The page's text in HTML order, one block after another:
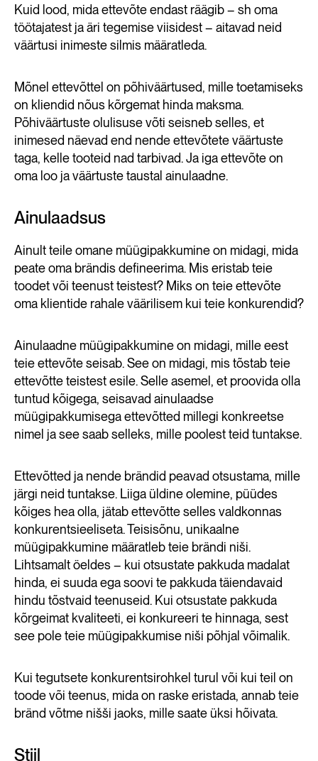
Kuid lood, mida ettevõte endast räägib – sh oma
töötajatest ja äri tegemise viisidest – aitavad neid
väärtusi inimeste silmis määratleda.
Mõnel ettevõttel on põhiväärtused, mille toetamiseks
on kliendid nõus kõrgemat hinda maksma.
Põhiväärtuste olulisuse võti seisneb selles, et
inimesed näevad end nende ettevõtete väärtuste
taga, kelle tooteid nad tarbivad. Ja iga ettevõte on
oma loo ja väärtuste taustal ainulaadne.
Ainulaadsus
Ainult teile omane müügipakkumine on midagi, mida
peate oma brändis defineerima. Mis eristab teie
toodet või teenust teistest? Miks on teie ettevõte
oma klientide rahale väärilisem kui teie konkurendid?
Ainulaadne müügipakkumine on midagi, mille eest
teie ettevõte seisab. See on midagi, mis tõstab teie
ettevõtte teistest esile. Selle asemel, et proovida olla
tuntud kõigega, seisavad ainulaadse
müügipakkumisega ettevõtted millegi konkreetse
nimel ja see saab selleks, mille poolest teid tuntakse.
Ettevõtted ja nende brändid peavad otsustama, mille
järgi neid tuntakse. Liiga üldine olemine, püüdes
kõiges hea olla, jätab ettevõtte selles valdkonnas
konkurentsieeliseta. Teisisõnu, unikaalne
müügipakkumine määratleb teie brändi niši.
Lihtsamalt öeldes – kui otsustate pakkuda madalat
hinda, ei suuda ega soovi te pakkuda täiendavaid
hindu tõstvaid teenuseid. Kui otsustate pakkuda
kõrgeimat kvaliteeti, ei konkureeri te hinnaga, sest
see pole teie müügipakkumise niši põhjal võimalik.
Kui tegutsete konkurentsirohkel turul või kui teil on
toode või teenus, mida on raske eristada, annab teie
bränd võtme nišši jaoks, mille saate üksi hõivata.
Stiil